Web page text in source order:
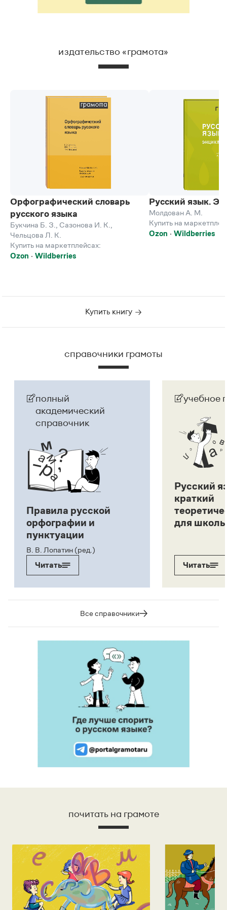
издательство «грамота»
Орфографический словарь
русского языка
Букчина Б. З. Сазонова И. К.
Чельцова Л. К.
Купить на маркетплейсах:
Ozon
Wildberries
Русский язык.
Молдован А. М.
Купить на
Ozon
Wildberries
Купить книгу
справочники грамоты
полный
академический
справочник
Правила русской
орфографии и
пунктуации
В. В. Лопатин (ред.)
Читать
учебное
Русский
краткий
для
Читать
Все справочники
почитать на грамоте